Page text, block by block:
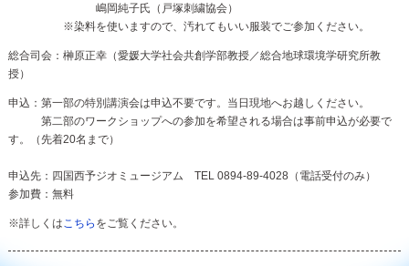
嶋岡純子氏（戸塚刺繍協会）
※染料を使いますので、汚れてもいい服装でご参加ください。
総合司会：榊原正幸（愛媛大学社会共創学部教授／総合地球環境学研究所教
授）
申込：第一部の特別講演会は申込不要です。当日現地へお越しください。
第二部のワークショップへの参加を希望される場合は事前申込が必要で
す。（先着20名まで）
申込先：四国西予ジオミュージアム TEL 0894-89-4028（電話受付のみ）
参加費：無料
※詳しくは こちら をご覧ください。